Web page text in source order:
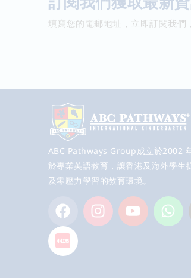
填寫您的電郵地址，立即訂閱我們
ABC Pathways Group成立於2002
於專業英語教育，讓香港及海外學生
及零壓力學習的教育環境。